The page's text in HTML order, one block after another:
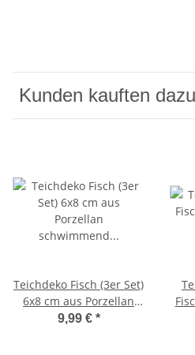
Kunden kauften
Teichdeko Fisch (3er Set)
6x8 cm aus Porzellan
schwimmend für
9,99 € *